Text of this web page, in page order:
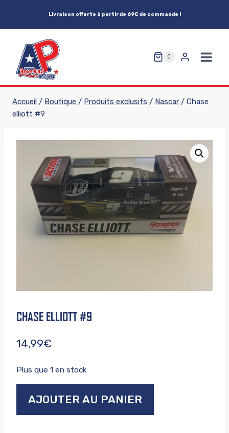
Livraison offerte à partir de 69€ de commande !
0
Accueil / Boutique / Produits exclusifs / Nascar / Chase
elliott #9
CHASE ELLIOTT #9
14,99€
Plus que 1 en stock
Chase
AJOUTER AU PANIER